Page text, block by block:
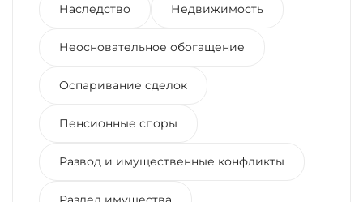
Наследство Недвижимость
Неосновательное обогащение
Оспаривание сделок
Пенсионные споры
Развод и имущественные конфликты